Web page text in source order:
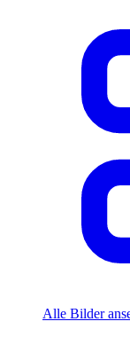
Alle Bilder